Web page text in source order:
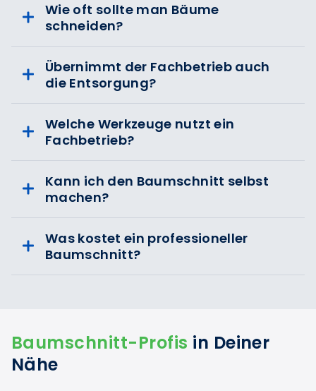
Wie oft sollte man Bäume
schneiden?
Übernimmt der Fachbetrieb auch
die Entsorgung?
Welche Werkzeuge nutzt ein
Fachbetrieb?
Kann ich den Baumschnitt selbst
machen?
Was kostet ein professioneller
Baumschnitt?
Baumschnitt-Profis in Deiner
Nähe